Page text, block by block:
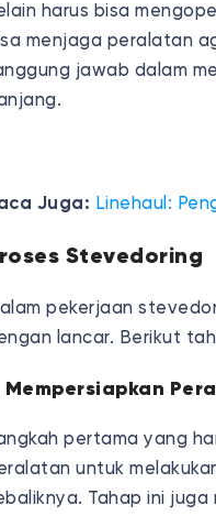
harus bisa
menjaga peralatan
jawab dalam
Juga: Linehaul:
Stevedoring
pekerjaan
lancar. Berikut
Mempersiapkan
pertama yang
untuk
Tahap ini